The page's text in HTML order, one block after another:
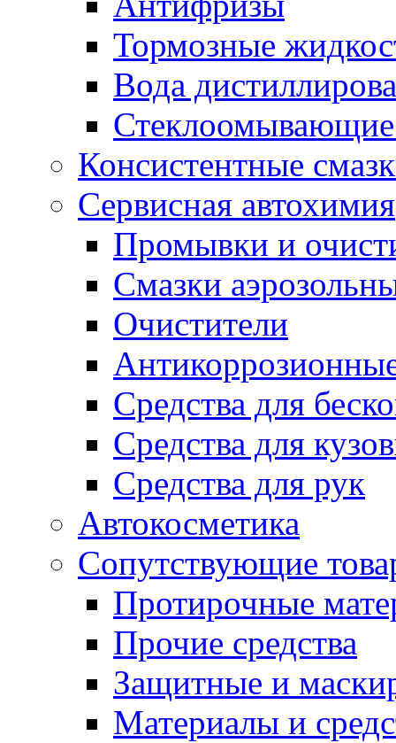
Тормозные
Вода
Консистентные
Сервисная автохимия
Промывки и
Смазки
Очистители
Средства для
Средства для
Средства для рук
Автокосметика
Сопутствующие
Протирочные
Прочие средства
Защитные и
Материалы и